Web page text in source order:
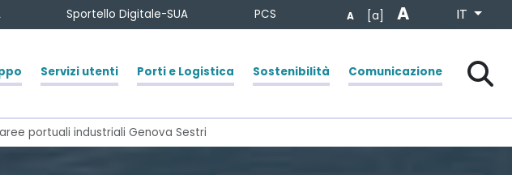
Sportello Digitale-SUA PCS A [a] A Seleziona
IT
Servizi utenti Porti e Logistica Sostenibilità Comunicazione
Chiudi
Cerca
portuali industriali Genova Sestri